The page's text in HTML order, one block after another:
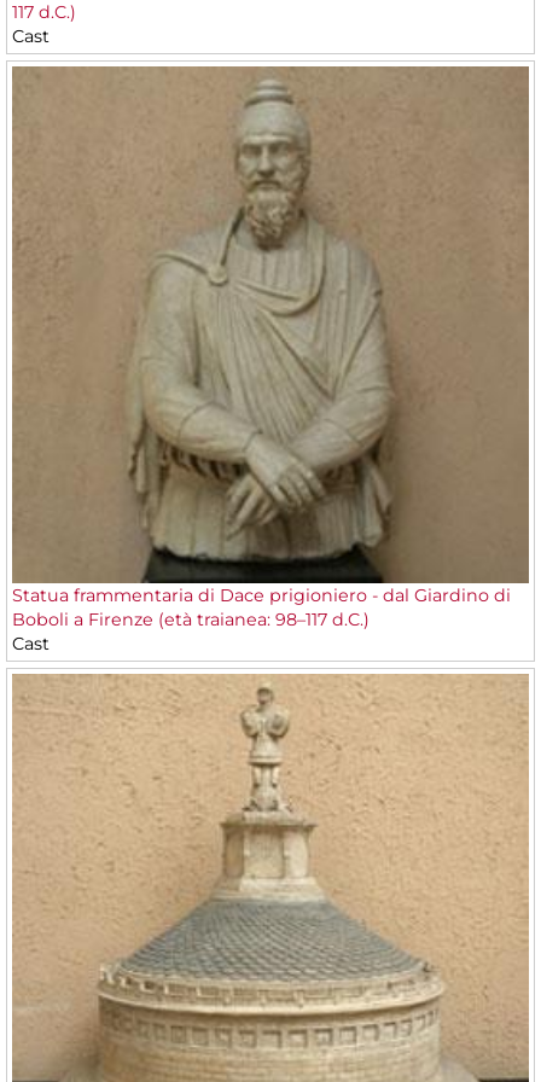
117 d.C.)
Cast
Statua frammentaria di Dace prigioniero - dal Giardino di
Boboli a Firenze (età traianea: 98–117 d.C.)
Cast